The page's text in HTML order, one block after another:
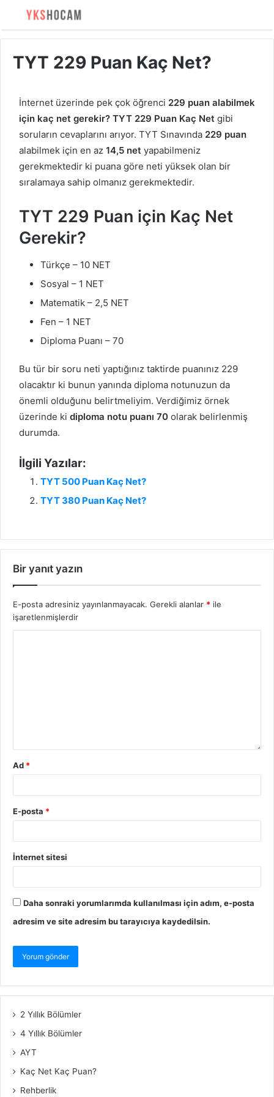
TYT 229 Puan Kaç Net?
İnternet üzerinde pek çok öğrenci 229 puan alabilmek
için kaç net gerekir? TYT 229 Puan Kaç Net gibi
soruların cevaplarını arıyor. TYT Sınavında 229 puan
alabilmek için en az 14,5 net yapabilmeniz
gerekmektedir ki puana göre neti yüksek olan bir
sıralamaya sahip olmanız gerekmektedir.
TYT 229 Puan için Kaç Net
Gerekir?
Türkçe – 10 NET
Sosyal – 1 NET
Matematik – 2,5 NET
Fen – 1 NET
Diploma Puanı – 70
Bu tür bir soru neti yaptığınız taktirde puanınız 229
olacaktır ki bunun yanında diploma notunuzun da
önemli olduğunu belirtmeliyim. Verdiğimiz örnek
üzerinde ki diploma notu puanı 70 olarak belirlenmiş
durumda.
İlgili Yazılar:
TYT 500 Puan Kaç Net?
TYT 380 Puan Kaç Net?
Bir yanıt yazın
E-posta adresiniz yayınlanmayacak. Gerekli alanlar * ile
işaretlenmişlerdir
Ad *
E-posta *
İnternet sitesi
Daha sonraki yorumlarımda kullanılması için adım, e-posta
adresim ve site adresim bu tarayıcıya kaydedilsin.
2 Yıllık Bölümler
4 Yıllık Bölümler
AYT
Kaç Net Kaç Puan?
Rehberlik